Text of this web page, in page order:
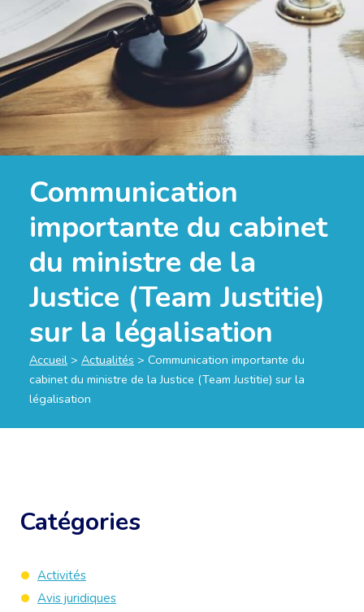
Communication
importante du cabinet
du ministre de la
Justice (Team Justitie)
sur la légalisation
Accueil > Actualités > Communication importante du
cabinet du ministre de la Justice (Team Justitie) sur la
légalisation
Catégories
Activités
Avis juridiques